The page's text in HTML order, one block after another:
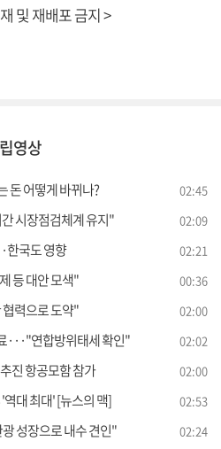
및 재배포 금지 >
영상
돈 어떻게 바뀌나? 02:45
시장점검체계 유지" 02:09
한국도 영향 02:21
등 대안 모색" 00:36
력으로 도약" 02:00
···"연합방위태세 확인" 02:02
진 항공모함 참가 02:00
대 최대' [뉴스의 맥] 02:53
성장으로 내수 견인" 02:24